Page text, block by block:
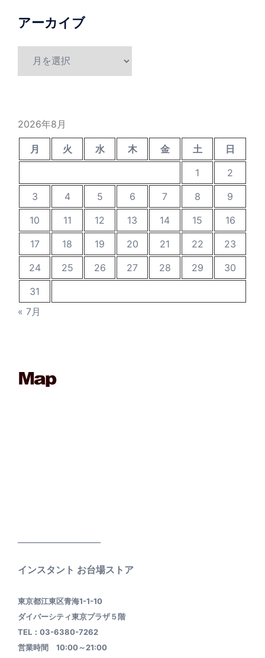
アーカイブ
2026年8月
月 火 水 木 金 土
日
1
2
3
4 5 6 7 8
9
10
11 12 13 14 15
16
17
18 19 20 21 22
23
24
25 26 27 28 29
30
31
« 7月
インスタント お台場ストア
東京都江東区青海1-1-10
ダイバーシティ東京プラザ５階
TEL：03-6380-7262
営業時間 10:00～21:00